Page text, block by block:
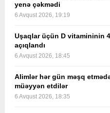
yenə çəkmədi
6 Avqust 2026, 19:19
Uşaqlar üçün D vitamininin
açıqlandı
6 Avqust 2026, 18:45
Alimlər hər gün məşq
müəyyən etdilər
6 Avqust 2026, 18:35